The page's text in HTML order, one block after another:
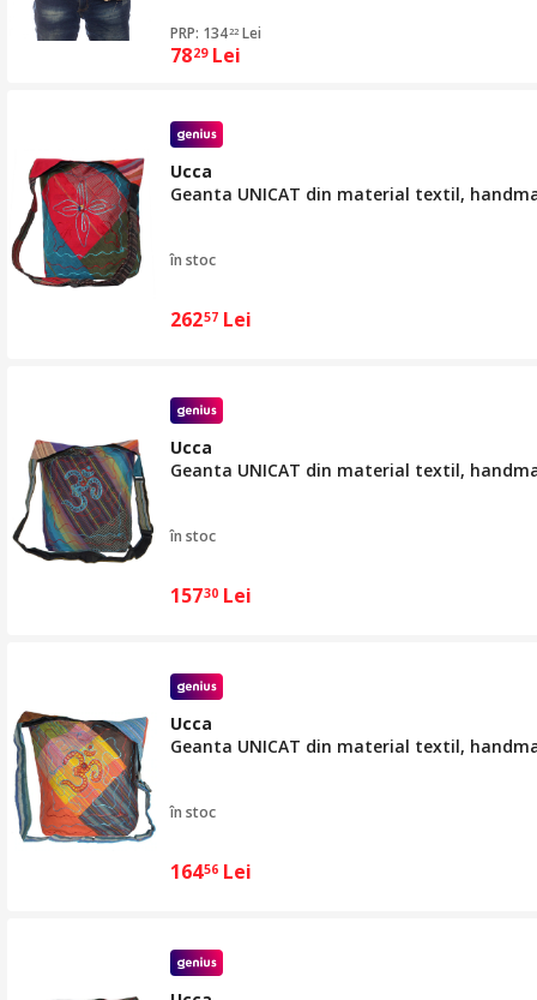
PRP: 134 22 Lei
7829 Lei
Ucca
Geanta UNICAT din material textil,
în stoc
26257 Lei
Ucca
Geanta UNICAT din material textil,
în stoc
15730 Lei
Ucca
Geanta UNICAT din material textil,
în stoc
16456 Lei